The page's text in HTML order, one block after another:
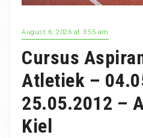
August 6, 2026 at 3:55 am
Cursus
Atletiek –
25.05.2012 –
Kiel